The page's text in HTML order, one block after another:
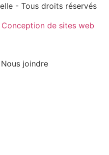
- Tous droits réservés
Conception de sites web
Nous joindre